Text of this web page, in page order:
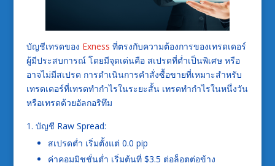
บัญชีเทรดของ Exness ที่ตรงกับความต้องการของเทรดเดอร์
ผู้มีประสบการณ์ โดยมีจุดเด่นคือ สเปรดที่ต่ำเป็นพิเศษ หรือ
อาจไม่มีสเปรด การดำเนินการคำสั่งซื้อขายที่เหมาะสำหรับ
เทรดเดอร์ที่เทรดทำกำไรในระยะสั้น เทรดทำกำไรในหนึ่งวัน
หรือเทรดด้วยอัลกอริทึม
บัญชี Raw Spread:
สเปรดต่ำ เริ่มตั้งแต่ 0.0 pip
ค่าคอมมิชชั่นต่ำ เริ่มต้นที่ $3.5 ต่อล็อตต่อข้าง